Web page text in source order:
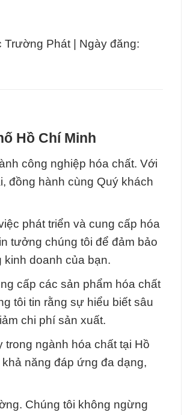
Phát | Ngày đăng:
Hồ Chí Minh
công nghiệp hóa chất. Với
đồng hành cùng Quý khách
phát triển và cung cấp hóa
tưởng chúng tôi để đảm bảo
doanh của bạn.
cấp các sản phẩm hóa chất
tôi tin rằng sự hiểu biết sâu
chi phí sản xuất.
ngành hóa chất tại Hồ
năng đáp ứng đa dạng,
Chúng tôi không ngừng